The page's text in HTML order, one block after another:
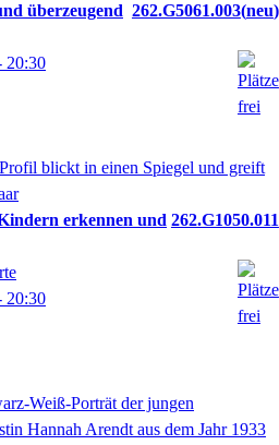
überzeugend 262.G5061.003 neu
20:30
erkennen und 262.G1050.011
20:30